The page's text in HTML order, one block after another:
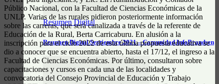
Resumen Digital
Resumen Digital Septiembre 2021 – Comunidad InfoBrandsen
Público Nacional, con la Facultad de Ciencias Económicas de la
UNLP. Varias de las rurales pidieron posteriormente información
sobre las carreras, que será canalizada a través de la referente de
Educación de la Rural, Berta Carricaburu. En alusión a la
inscripción para el ciclo 2022 de esta última propuesta educativa se
dio a conocer que se encuentra abierto, hasta el 17/12, el ingreso a la
Facultad de Ciencias Económicas. Por último, consultaron sobre
capacitaciones y cursos en cada una de las localidades y
convocatoria del Consejo Provincial de Educación y Trabajo